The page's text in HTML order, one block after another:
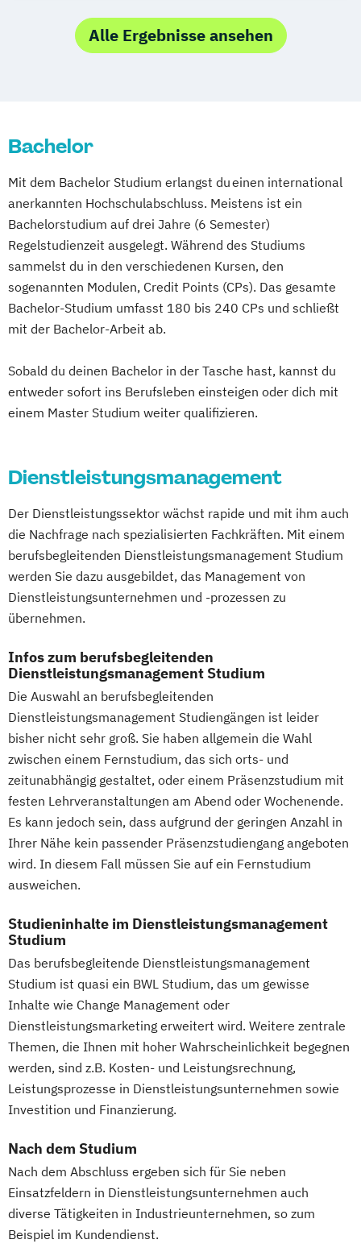
Alle Ergebnisse ansehen
Bachelor
Mit dem Bachelor Studium erlangst du einen international
anerkannten Hochschulabschluss. Meistens ist ein
Bachelorstudium auf drei Jahre (6 Semester)
Regelstudienzeit ausgelegt. Während des Studiums
sammelst du in den verschiedenen Kursen, den
sogenannten Modulen, Credit Points (CPs). Das gesamte
Bachelor-Studium umfasst 180 bis 240 CPs und schließt
mit der Bachelor-Arbeit ab.
Sobald du deinen Bachelor in der Tasche hast, kannst du
entweder sofort ins Berufsleben einsteigen oder dich mit
einem Master Studium weiter qualifizieren.
Dienstleistungsmanagement
Der Dienstleistungssektor wächst rapide und mit ihm auch
die Nachfrage nach spezialisierten Fachkräften. Mit einem
berufsbegleitenden Dienstleistungsmanagement Studium
werden Sie dazu ausgebildet, das Management von
Dienstleistungsunternehmen und -prozessen zu
übernehmen.
Infos zum berufsbegleitenden
Dienstleistungsmanagement Studium
Die Auswahl an berufsbegleitenden
Dienstleistungsmanagement Studiengängen ist leider
bisher nicht sehr groß. Sie haben allgemein die Wahl
zwischen einem Fernstudium, das sich orts- und
zeitunabhängig gestaltet, oder einem Präsenzstudium mit
festen Lehrveranstaltungen am Abend oder Wochenende.
Es kann jedoch sein, dass aufgrund der geringen Anzahl in
Ihrer Nähe kein passender Präsenzstudiengang angeboten
wird. In diesem Fall müssen Sie auf ein Fernstudium
ausweichen.
Studieninhalte im Dienstleistungsmanagement
Studium
Das berufsbegleitende Dienstleistungsmanagement
Studium ist quasi ein BWL Studium, das um gewisse
Inhalte wie Change Management oder
Dienstleistungsmarketing erweitert wird. Weitere zentrale
Themen, die Ihnen mit hoher Wahrscheinlichkeit begegnen
werden, sind z.B. Kosten- und Leistungsrechnung,
Leistungsprozesse in Dienstleistungsunternehmen sowie
Investition und Finanzierung.
Nach dem Studium
Nach dem Abschluss ergeben sich für Sie neben
Einsatzfeldern in Dienstleistungsunternehmen auch
diverse Tätigkeiten in Industrieunternehmen, so zum
Beispiel im Kundendienst.